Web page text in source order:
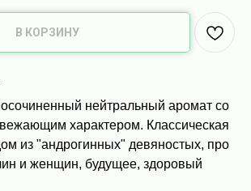
В КОРЗИНУ
нейтральный аромат со
характером. Классическая
из "андрогинных" девяностых, про
и женщин, будущее, здоровый